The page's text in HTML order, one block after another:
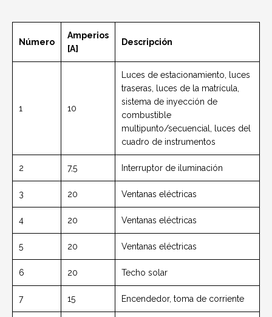
Número
Amperios
[A]
Descripción
1 10
Luces de estacionamiento, luces
traseras, luces de la matrícula,
sistema de inyección de
combustible
multipunto/secuencial, luces del
cuadro de instrumentos
2 7,5 Interruptor de iluminación
3 20 Ventanas eléctricas
4 20 Ventanas eléctricas
5 20 Ventanas eléctricas
6 20 Techo solar
7 15 Encendedor, toma de corriente